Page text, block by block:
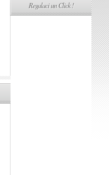
Regalaci un Click !